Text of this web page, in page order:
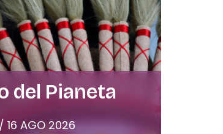
del Pianeta
16 AGO 2026